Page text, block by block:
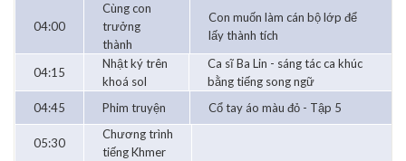
04:00
Cùng con
trưởng
thành
Con muốn làm cán bộ lớp để
lấy thành tích
04:15
Nhật ký trên
khoá sol
Ca sĩ Ba Lin - sáng tác ca khúc
bằng tiếng song ngữ
04:45
Phim truyện Cổ tay áo màu đỏ - Tập 5
05:30
Chương trình
tiếng Khmer